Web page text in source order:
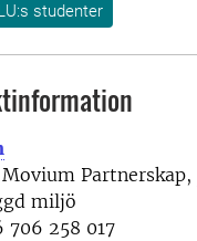
studenter
Partnerskap,
miljö
706 258 017